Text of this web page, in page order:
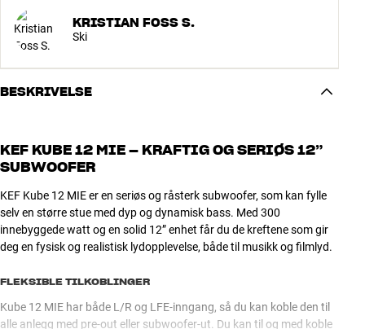
KRISTIAN FOSS S.
Ski
BESKRIVELSE
KEF KUBE 12 MIE – KRAFTIG OG SERIØS 12”
SUBWOOFER
KEF Kube 12 MIE er en seriøs og råsterk subwoofer, som kan fylle
selv en større stue med dyp og dynamisk bass. Med 300
innebyggede watt og en solid 12” enhet får du de kreftene som gir
deg en fysisk og realistisk lydopplevelse, både til musikk og filmlyd.
FLEKSIBLE TILKOBLINGER
Kube 12 MIE har både L/R og LFE-inngang, så du kan koble den til
alle anlegg med pre-out eller subwoofer-ut. Du kan til og med koble